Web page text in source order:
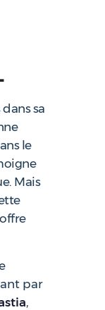
dans sa
le
Mais
par
,